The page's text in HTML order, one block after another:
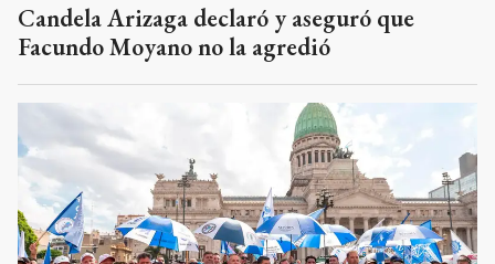
Candela Arizaga declaró y aseguró que
Facundo Moyano no la agredió